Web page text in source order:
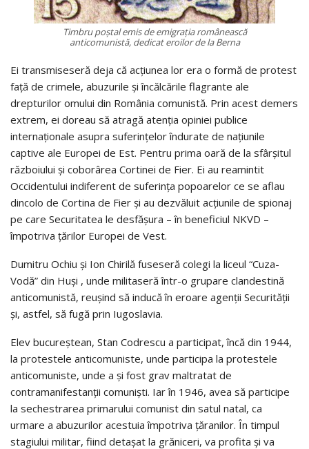
Timbru poștal emis de emigrația românească
anticomunistă, dedicat eroilor de la Berna
Ei transmiseseră deja că acțiunea lor era o formă de protest
față de crimele, abuzurile și încălcările flagrante ale
drepturilor omului din România comunistă. Prin acest demers
extrem, ei doreau să atragă atenția opiniei publice
internaționale asupra suferințelor îndurate de națiunile
captive ale Europei de Est. Pentru prima oară de la sfârșitul
războiului și coborârea Cortinei de Fier. Ei au reamintit
Occidentului indiferent de suferința popoarelor ce se aflau
dincolo de Cortina de Fier și au dezvăluit acțiunile de spionaj
pe care Securitatea le desfășura – în beneficiul NKVD –
împotriva țărilor Europei de Vest.
Dumitru Ochiu și Ion Chirilă fuseseră colegi la liceul “Cuza-
Vodă” din Huși , unde militaseră într-o grupare clandestină
anticomunistă, reușind să inducă în eroare agenții Securității
și, astfel, să fugă prin Iugoslavia.
Elev bucureștean, Stan Codrescu a participat, încă din 1944,
la protestele anticomuniste, unde participa la protestele
anticomuniste, unde a și fost grav maltratat de
contramanifestanții comuniști. Iar în 1946, avea să participe
la sechestrarea primarului comunist din satul natal, ca
urmare a abuzurilor acestuia împotriva țăranilor. În timpul
stagiului militar, fiind detașat la grăniceri, va profita și va